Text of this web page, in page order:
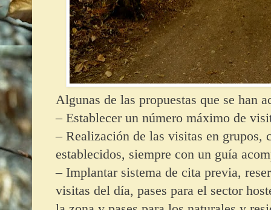
Algunas de las propuestas que se han
– Establecer un número máximo de
– Realización de las visitas en grupos,
establecidos, siempre con un guía
– Implantar sistema de cita previa,
visitas del día, pases para el sector